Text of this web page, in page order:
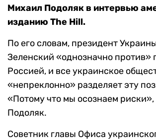
Михаил Подоляк в интервью
изданию The Hill.
По его словам, президент
Зеленский «однозначно против»
Россией, и все украинское
«непреклонно» разделяет эту
«Потому что мы осознаем
Подоляк.
Советник главы Офиса